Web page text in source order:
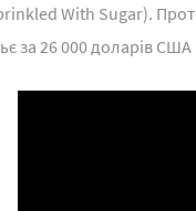
With Sugar).
за 26 000 доларів США